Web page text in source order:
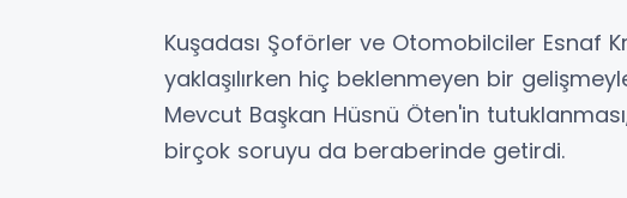
Kuşadası Şoförler ve Otomobilciler Esnaf
yaklaşılırken hiç beklenmeyen bir
Mevcut Başkan Hüsnü Öten'in
birçok soruyu da beraberinde getirdi.